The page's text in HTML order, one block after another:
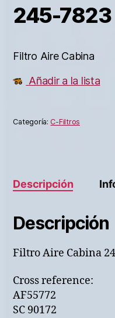
245-7823
Filtro Aire Cabina
Añadir a la lista
Categoría: C-Filtros
Descripción
Descripción
Filtro Aire Cabina
Cross reference:
AF55772
SC 90172